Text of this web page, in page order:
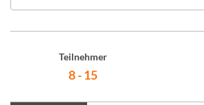
Teilnehmer
8 - 15